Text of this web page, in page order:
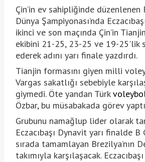
Çin’in ev sahipliğinde
Dünya Şampiyonası’nda
ikinci ve son maçında Çin’in
ekibini 21-25, 23-25 ve 19-25'lik
ederek adını yarı finale yazdırdı.
Tianjin formasını giyen milli
Vargas sakatlığı sebebiyle
giymedi. Öte yandan Türk
Özbar, bu müsabakada görev
Grubunu namağlup lider olarak
Eczacıbaşı Dynavit yarı finalde B
sırada tamamlayan Brezilya’nın
takımıyla karşılaşacak.